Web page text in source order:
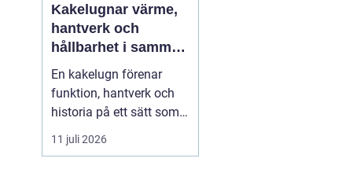
Kakelugnar värme,
hantverk och
hållbarhet i samma
eldstad
En kakelugn förenar
funktion, hantverk och
historia på ett sätt som
få andra
inredningsdetaljer gör.
11 juli 2026